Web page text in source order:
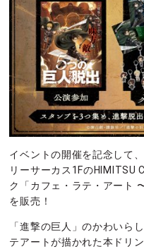
イベントの開催を記念して
リーサーカス1FのHIMITSU
ク「カフェ・ラテ・アート
を販売！
「進撃の巨人」のかわいら
テアートが描かれた本ドリ